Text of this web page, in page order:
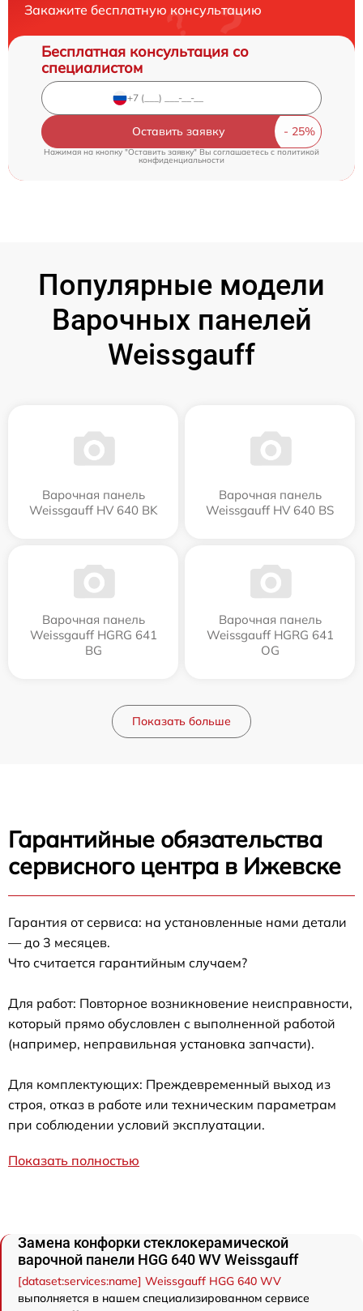
Закажите бесплатную консультацию
Бесплатная консультация со
специалистом
Оставить заявку
Нажимая на кнопку "Оставить заявку" Вы соглашаетесь cполитикой
конфиденциальности
Популярные модели
Варочных панелей
Weissgauff
Варочная панель
Weissgauff HV 640 BK
Варочная панель
Weissgauff HV 640 BS
Варочная панель
Weissgauff HGRG 641
BG
Варочная панель
Weissgauff HGRG 641
OG
Показать больше
Гарантийные обязательства
сервисного центра в Ижевске
Гарантия от сервиса: на установленные нами детали
— до 3 месяцев.
Что считается гарантийным случаем?
Для работ: Повторное возникновение неисправности,
который прямо обусловлен с выполненной работой
(например, неправильная установка запчасти).
Для комплектующих: Преждевременный выход из
строя, отказ в работе или техническим параметрам
при соблюдении условий эксплуатации.
Показать полностью
Замена конфорки стеклокерамической
варочной панели HGG 640 WV Weissgauff
[dataset:services:name] Weissgauff HGG 640 WV
выполняется в нашем специализированном сервисе